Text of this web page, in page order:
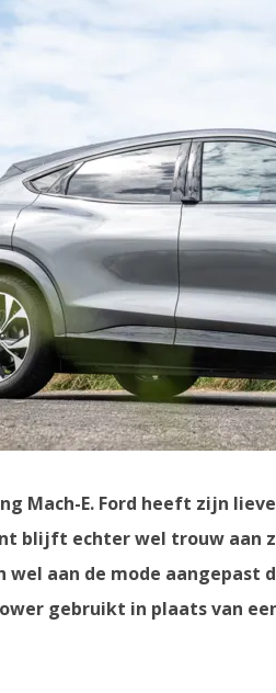
Mach-E. Ford heeft zijn
blijft echter wel trouw aan
wel aan de mode aangepast
gebruikt in plaats van